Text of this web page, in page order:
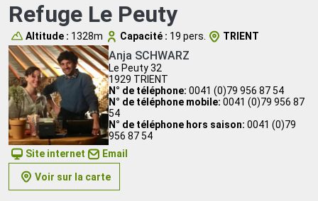
Refuge Le Peuty
Altitude : 1328m Capacité : 19 pers. TRIENT
Anja SCHWARZ
Le Peuty 32
1929 TRIENT
N° de téléphone: 0041 (0)79 956 87 54
N° de téléphone mobile: 0041 (0)79 956 87
54
N° de téléphone hors saison: 0041 (0)79
956 87 54
Site internet
Email
Voir sur la carte